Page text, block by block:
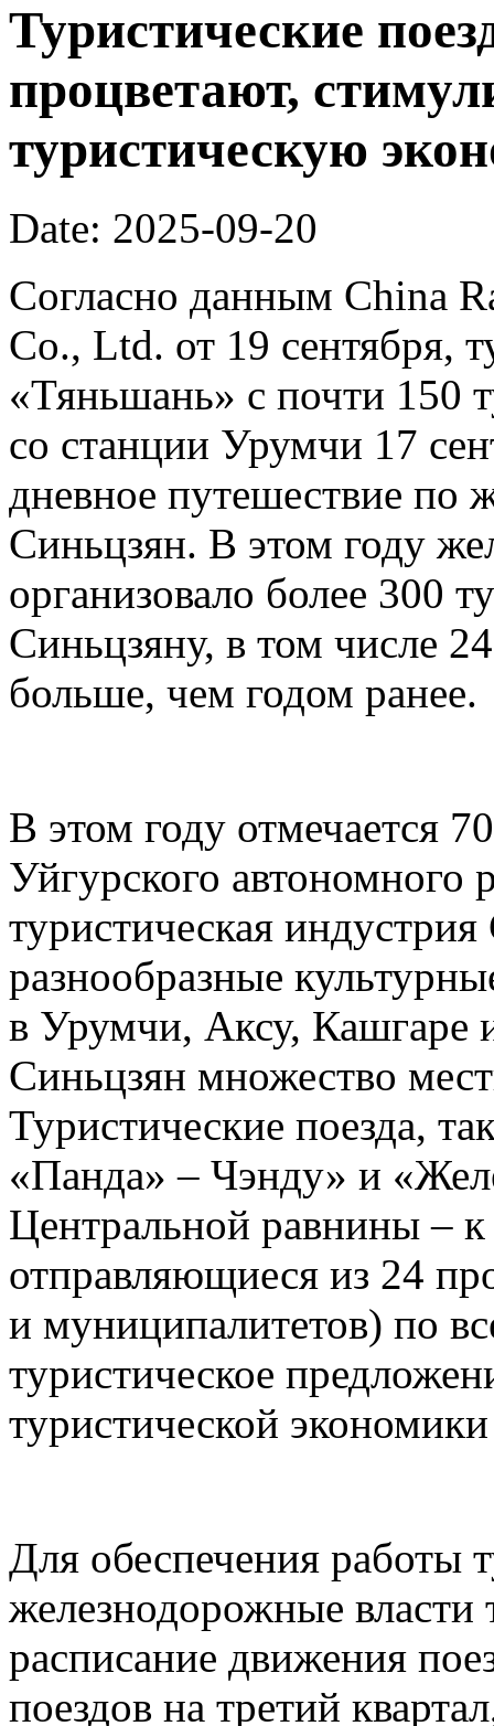
Туристические
процветают,
туристическую
Date: 2025-09-20
Согласно данным China
Co., Ltd. от 19 сентября,
«Тяньшань» с почти 150
со станции Урумчи 17
дневное путешествие по
Синьцзян. В этом году
организовало более 300
Синьцзяну, в том числе
больше, чем годом ранее.
В этом году отмечается
Уйгурского автономного
туристическая
разнообразные
в Урумчи, Аксу, Кашгаре
Синьцзян множество
Туристические поезда,
«Панда» – Чэнду» и
Центральной равнины –
отправляющиеся из 24
и муниципалитетов) по
туристическое
туристической
Для обеспечения работы
железнодорожные власти
расписание движения
поездов на третий